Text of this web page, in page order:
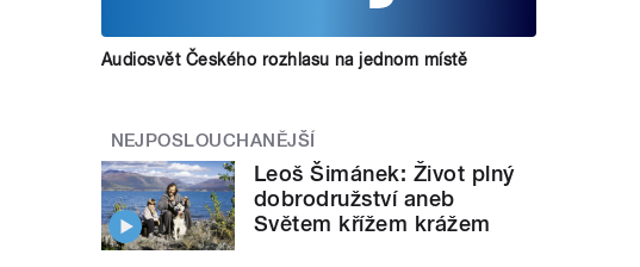
Audiosvět Českého rozhlasu na jednom místě
NEJPOSLOUCHANĚJŠÍ
Leoš Šimánek: Život plný
dobrodružství aneb
Světem křížem krážem